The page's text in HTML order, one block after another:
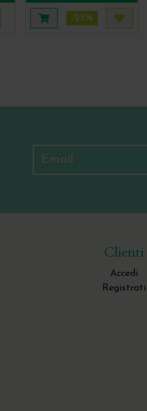
più tardi
Aggiungi al carrello
-25%
Clienti
Accedi
Registrati